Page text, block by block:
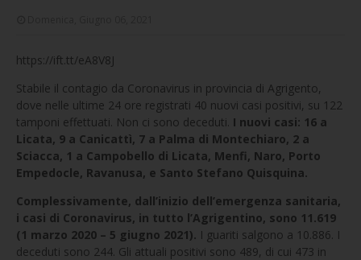
https://ift.tt/eA8V8J
Stabile il contagio da Coronavirus in provincia di Agrigento,
dove nelle ultime 24 ore registrati 40 nuovi casi positivi, su 122
tamponi effettuati. Non ci sono deceduti. I nuovi casi: 16 a
Licata, 9 a Canicattì, 7 a Palma di Montechiaro, 2 a
Sciacca, 1 a Campobello di Licata, Menfi, Naro, Porto
Empedocle, Ravanusa, e Santo Stefano Quisquina.
Complessivamente, dall’inizio dell’emergenza sanitaria,
i casi di Coronavirus, in tutto l’Agrigentino, sono 11.619
(1 marzo 2020 – 5 giugno 2021). I guariti salgono a 10.886. I
deceduti sono 244. Gli attuali positivi sono 489, di cui 473 in